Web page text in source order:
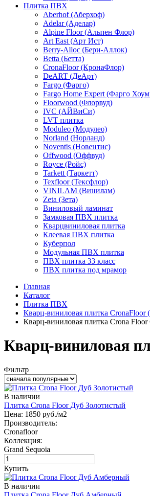
Плитка ПВХ
Aberhof (Аберхоф)
Adelar (Аделар)
Alpine Floor (Альпен Флор)
Art East (Арт Ист)
Berry-Alloc (Бери-Аллок)
Betta (Бетта)
CronaFloor (КронаФлор)
DeART (ДеАрт)
Fargo (Фарго)
Fargo Home Expert (Фарго
Floorwood (Флорвуд)
IVC (АЙВиСи)
LVT плитка
Moduleo (Модулео)
Norland (Норланд)
Noventis (Новентис)
Offwood (Оффвуд)
Royce (Ройс)
Tarkett (Таркетт)
Texfloor (Тексфлор)
VINILAM (Винилам)
Zeta (Зета)
Виниловый ламинат
Замковая ПВХ плитка
Кварцвиниловая плитка
Клеевая ПВХ плитка
Куберпол
Модульная ПВХ плитка
ПВХ плитка 33 класс
ПВХ плитка под мрамор
Главная
Каталог
Плитка ПВХ
Кварц-виниловая плитка CronaFloor
Кварц-виниловая плитка Crona
Кварц-виниловая
Фильтр
В наличии
Плитка Crona Floor Дуб Золотистый
Цена: 1850 руб./м2
Производитель:
Cronafloor
Коллекция:
Grand Sequoia
Купить
В наличии